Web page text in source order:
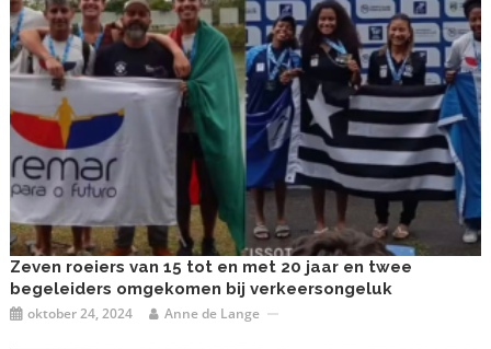
Zeven roeiers van 15 tot en met 20 jaar en twee
begeleiders omgekomen bij verkeersongeluk
oktober 24, 2024 Anne de Lange